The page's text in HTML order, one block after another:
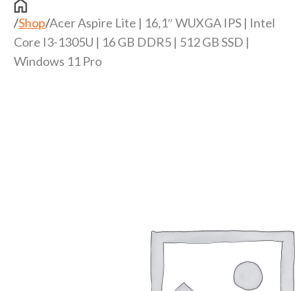
/Shop/Acer Aspire Lite | 16,1″ WUXGA IPS | Intel
Core I3-1305U | 16 GB DDR5 | 512 GB SSD |
Windows 11 Pro